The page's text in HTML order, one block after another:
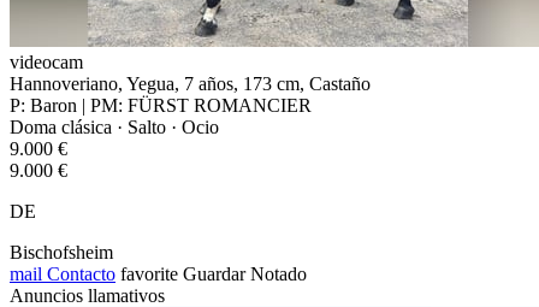
videocam
Hannoveriano, Yegua, 7 años, 173 cm, Castaño
P: Baron | PM: FÜRST ROMANCIER
Doma clásica · Salto · Ocio
9.000 €
9.000 €
DE
Bischofsheim
mail Contacto favorite Guardar Notado
Anuncios llamativos